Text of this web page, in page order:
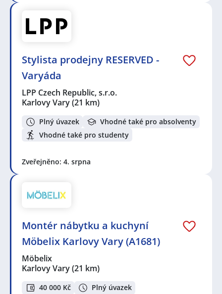
Stylista prodejny RESERVED -
Varyáda
LPP Czech Republic, s.r.o.
Karlovy Vary(21 km)
Plný úvazek
Vhodné také pro absolventy
Vhodné také pro studenty
Zveřejněno: 4. srpna
Montér nábytku a kuchyní
Möbelix Karlovy Vary (A1681)
Möbelix
Karlovy Vary(21 km)
40 000 Kč Plný úvazek